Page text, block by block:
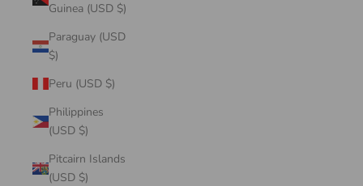
Guinea (USD $)
Paraguay (USD
$)
Peru (USD $)
Philippines
(USD $)
Pitcairn Islands
(USD $)